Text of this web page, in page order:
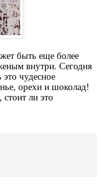
быть еще более
внутри. Сегодня
чудесное
орехи и шоколад!
ли это